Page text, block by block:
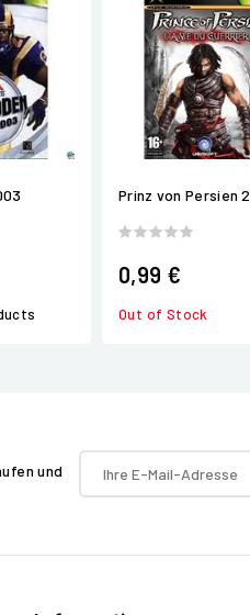
Prinz von Persien 2
0,99 €
Out of Stock
und